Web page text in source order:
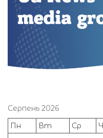
Серпень 2026
Пн
Вт Ср